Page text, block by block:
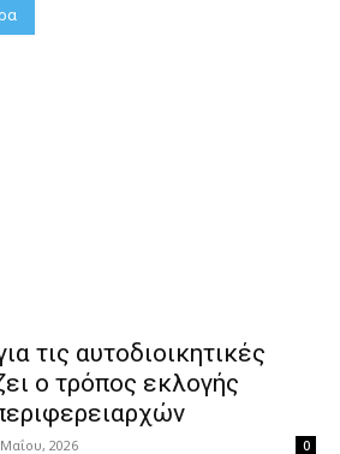
τις αυτοδιοικητικές
ο τρόπος εκλογής
2026 0